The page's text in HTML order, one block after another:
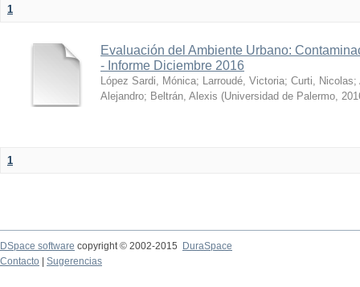
1
Evaluación del Ambiente Urbano:
- Informe Diciembre 2016
López Sardi, Mónica; Larroudé, Victoria; Curti, Nicolas;
Alejandro; Beltrán, Alexis (Universidad de Palermo,
1
DSpace software copyright © 2002-2015
DuraSpace
Contacto
Sugerencias